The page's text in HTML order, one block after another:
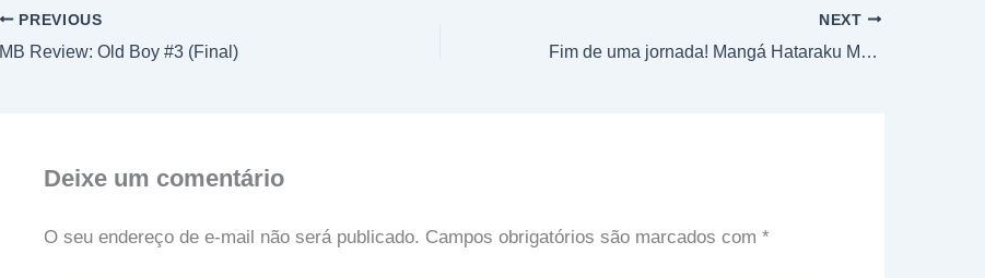
PREVIOUS
MB Review: Old Boy #3 (Final)
NEXT
Fim de uma jornada! Mangá Hataraku Maou‑sama! se despede com seu último volume
Deixe um comentário
O seu endereço de e-mail não será publicado. Campos obrigatórios são marcados com *